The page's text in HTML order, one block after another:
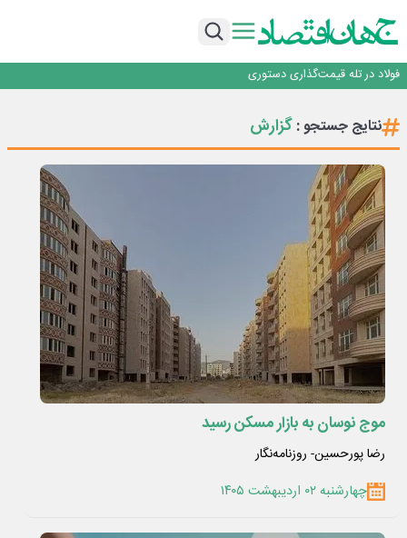
تداوم صعود مس در بازارهای جهانی؛ قیمت فلز سرخ از ۱۴هزار دلار در هر تن عبور کرد
فولاد مبارکه اصفهان
تجدیدپذیر با حضور استاندار اصفهان
گفتگو با کاوه معلمی، مدیر حسابداری مدیریت فولادسنگان
تداوم صعود مس در بازارهای جهانی؛ قیمت فلز سرخ از ۱۴هزار دلار در هر تن عبور کرد
نتایج جستجو :گزارش
موج نوسان به بازار مسکن رسید
رضا پورحسین- روزنامه‌نگار
چهارشنبه ۰۲ اردیبهشت ۱۴۰۵